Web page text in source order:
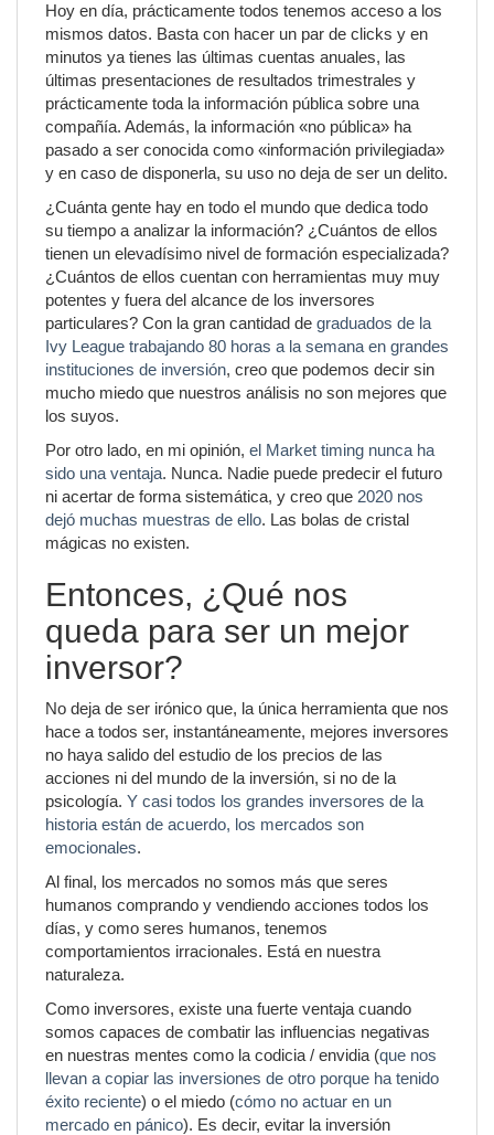
Hoy en día, prácticamente todos tenemos acceso a los
mismos datos. Basta con hacer un par de clicks y en
minutos ya tienes las últimas cuentas anuales, las
últimas presentaciones de resultados trimestrales y
prácticamente toda la información pública sobre una
compañía. Además, la información «no pública» ha
pasado a ser conocida como «información privilegiada»
y en caso de disponerla, su uso no deja de ser un delito.
¿Cuánta gente hay en todo el mundo que dedica todo
su tiempo a analizar la información? ¿Cuántos de ellos
tienen un elevadísimo nivel de formación especializada?
¿Cuántos de ellos cuentan con herramientas muy muy
potentes y fuera del alcance de los inversores
particulares? Con la gran cantidad de graduados de la
Ivy League trabajando 80 horas a la semana en grandes
instituciones de inversión, creo que podemos decir sin
mucho miedo que nuestros análisis no son mejores que
los suyos.
Por otro lado, en mi opinión, el Market timing nunca ha
sido una ventaja. Nunca. Nadie puede predecir el futuro
ni acertar de forma sistemática, y creo que 2020 nos
dejó muchas muestras de ello. Las bolas de cristal
mágicas no existen.
Entonces, ¿Qué nos
queda para ser un mejor
inversor?
No deja de ser irónico que, la única herramienta que nos
hace a todos ser, instantáneamente, mejores inversores
no haya salido del estudio de los precios de las
acciones ni del mundo de la inversión, si no de la
psicología. Y casi todos los grandes inversores de la
historia están de acuerdo, los mercados son
emocionales.
Al final, los mercados no somos más que seres
humanos comprando y vendiendo acciones todos los
días, y como seres humanos, tenemos
comportamientos irracionales. Está en nuestra
naturaleza.
Como inversores, existe una fuerte ventaja cuando
somos capaces de combatir las influencias negativas
en nuestras mentes como la codicia / envidia (que nos
llevan a copiar las inversiones de otro porque ha tenido
éxito reciente) o el miedo (cómo no actuar en un
mercado en pánico). Es decir, evitar la inversión